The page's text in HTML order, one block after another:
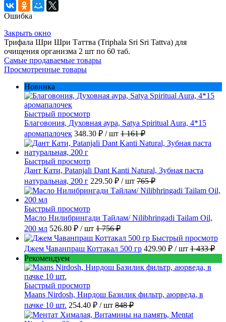
Ошибка
Закрыть окно
Трифала Шри Шри Таттва (Triphala Sri Sri Tattva) для
очищения организма 2 шт по 60 таб.
Самые продаваемые товары
Просмотренные товары
Новинка
Быстрый просмотр
Благовония, Духовная аура, Satya Spiritual Aura, 4*15
аромапалочек 348.30 ₽ / шт 1 161 ₽
Быстрый просмотр
Дант Кати, Patanjali Dant Kanti Natural, Зубная паста
натуральная, 200 г 229.50 ₽ / шт 765 ₽
Быстрый просмотр
Масло Нилибрингади Тайлам/ Nilibhringadi Tailam Oil,
200 мл 526.80 ₽ / шт 1 756 ₽
Быстрый просмотр
Джем Чаванпраш Коттакал 500 гр 429.90 ₽ / шт 1 433 ₽
Рекомендуем
Быстрый просмотр
Maans Nirdosh, Нирдош Базилик фильтр, аюрведа, в
пачке 10 шт. 254.40 ₽ / шт 848 ₽